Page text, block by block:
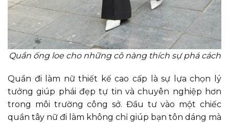
Quần ống loe cho những cô nàng thích sự phá cách
Quần đi làm nữ thiết kế cao cấp là sự lựa chọn lý
tưởng giúp phái đẹp tự tin và chuyên nghiệp hơn
trong môi trường công sở. Đầu tư vào một chiếc
quần tây nữ đi làm không chỉ giúp bạn tôn dáng mà